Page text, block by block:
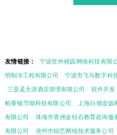
友情链接： 宁波世外桃园网络科技有限
明制冷工程有限公司
宁波市飞马数字科
三亚孟天涯酒店管理有限公司
软件开发
帕莱顿节能科技有限公司
上海白领盒饭
有限公司
珠海市香洲金钰石教育咨询服
有限公司
沧州市铂艺网络技术服务公司